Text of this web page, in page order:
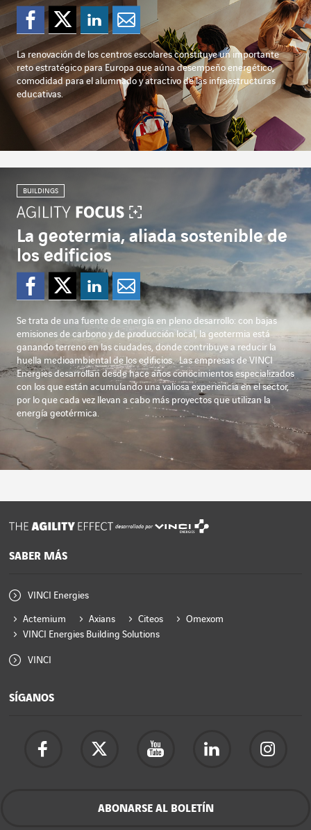
Compartir en
Compartir en
Compartir en
Enviar por e-
La renovación de los centros escolares constituye un importante
reto estratégico para Europa que aúna desempeño energético,
comodidad para el alumnado y atractivo de las infraestructuras
educativas.
BUILDINGS
La geotermia, aliada sostenible de
los edificios
Compartir en
Compartir en
Compartir en
Enviar por e-
Se trata de una fuente de energía en pleno desarrollo: con bajas
emisiones de carbono y de producción local, la geotermia está
ganando terreno en las ciudades, donde contribuye a reducir la
huella medioambiental de los edificios. Las empresas de VINCI
Energies desarrollan desde hace años conocimientos especializados
con los que están acumulando una valiosa experiencia en el sector,
por lo que cada vez llevan a cabo más proyectos que utilizan la
energía geotérmica.
desarrollado por
SABER MÁS
VINCI Energies
Actemium Axians Citeos
Omexom
VINCI Energies Building Solutions
VINCI
SÍGANOS
ABONARSE AL BOLETÍN